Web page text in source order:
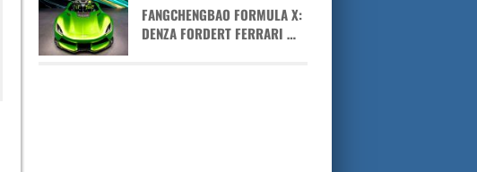
FANGCHENGBAO FORMULA X:
DENZA FORDERT FERRARI …